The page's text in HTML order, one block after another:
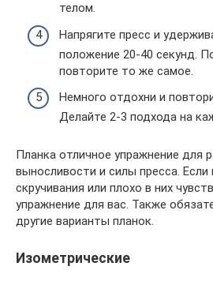
телом.
Напрягите пресс и
положение 20-40 секунд.
повторите то же самое.
Немного отдохни и
Делайте 2-3 подхода на
Планка отличное упражнение для
выносливости и силы пресса.
скручивания или плохо в них
упражнение для вас. Также
другие варианты планок.
Изометрические